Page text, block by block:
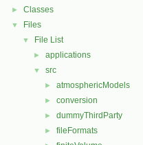
► Classes
▼ Files
▼ File List
► applications
▼ src
► atmosphericModels
► conversion
► dummyThirdParty
► fileFormats